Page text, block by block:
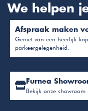
We helpen
Afspraak maken
Geniet van een heerlijk
parkeergelegenheid.
Furnea
Bekijk onze showroom